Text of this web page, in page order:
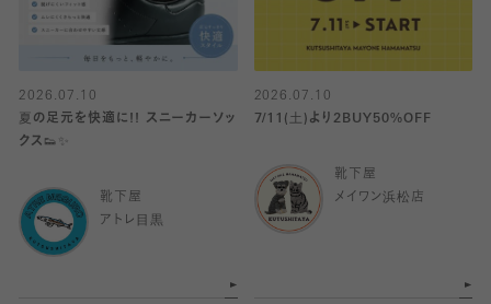
2026.07.10
夏の足元を快適に!! スニーカーソッ
クス👟✨️
靴下屋
アトレ目黒
2026.07.10
7/11(土)より2BUY50%OFF
靴下屋
メイワン浜松店